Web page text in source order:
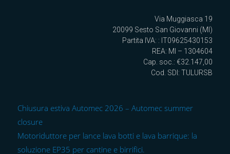
Via Muggiasca 19
20099 Sesto San Giovanni (MI)
Partita IVA: : IT09625430153
REA: MI – 1304604
Cap. soc.: €32.147,00
Cod. SDI: TULURSB
Chiusura estiva Automec 2026 – Automec summer
closure
Motoriduttore per lance lava botti e lava barrique: la
soluzione EP35 per cantine e birrifici.